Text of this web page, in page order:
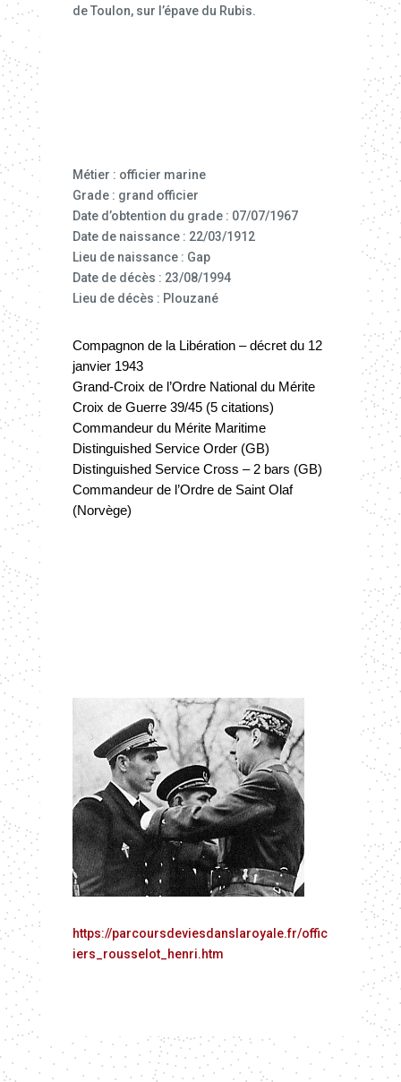
de Toulon, sur l’épave du Rubis.
Métier : officier marine
Grade : grand officier
Date d’obtention du grade : 07/07/1967
Date de naissance : 22/03/1912
Lieu de naissance : Gap
Date de décès : 23/08/1994
Lieu de décès : Plouzané
Compagnon de la Libération – décret du 12
janvier 1943
Grand-Croix de l’Ordre National du Mérite
Croix de Guerre 39/45 (5 citations)
Commandeur du Mérite Maritime
Distinguished Service Order (GB)
Distinguished Service Cross – 2 bars (GB)
Commandeur de l’Ordre de Saint Olaf
(Norvège)
https://parcoursdeviesdanslaroyale.fr/offic
iers_rousselot_henri.htm